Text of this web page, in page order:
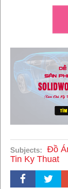
Subjects: Đồ
Tin Ky Thuat